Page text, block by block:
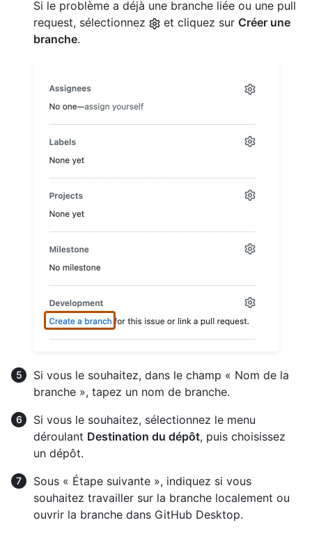
Si le problème a déjà une branche liée ou une pull
request, sélectionnez
et cliquez sur Créer une
branche.
Si vous le souhaitez, dans le champ « Nom de la
branche », tapez un nom de branche.
Si vous le souhaitez, sélectionnez le menu
déroulant Destination du dépôt, puis choisissez
un dépôt.
Sous « Étape suivante », indiquez si vous
souhaitez travailler sur la branche localement ou
ouvrir la branche dans GitHub Desktop.